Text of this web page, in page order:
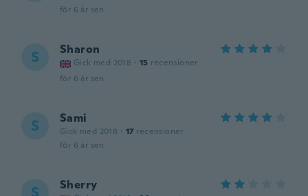
för 6 år sen
S Sharon
Gick med 2018 · 15 recensioner
för 6 år sen
S Sami
Gick med 2018 · 17 recensioner
för 6 år sen
Sherry